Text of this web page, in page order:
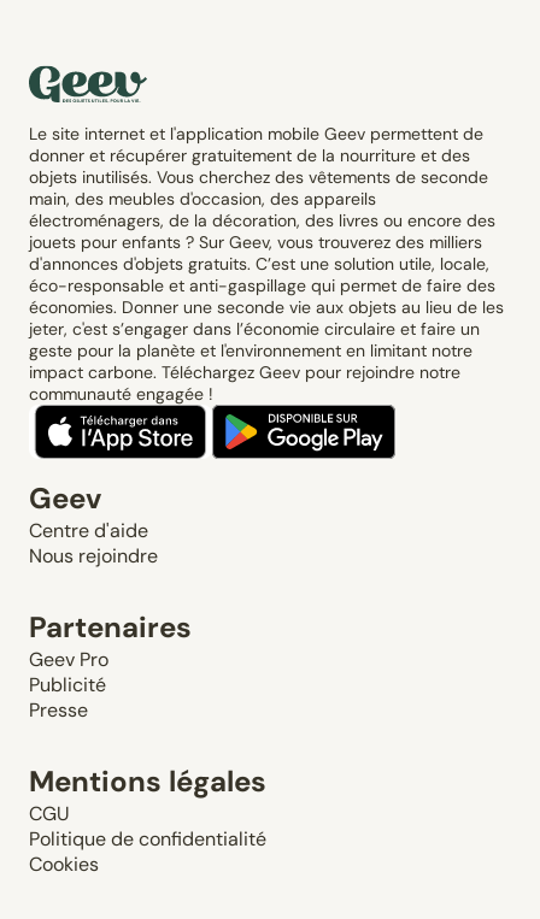
Le site internet et l'application mobile Geev permettent de
donner et récupérer gratuitement de la nourriture et des
objets inutilisés. Vous cherchez des vêtements de seconde
main, des meubles d'occasion, des appareils
électroménagers, de la décoration, des livres ou encore des
jouets pour enfants ? Sur Geev, vous trouverez des milliers
d'annonces d'objets gratuits. C’est une solution utile, locale,
éco-responsable et anti-gaspillage qui permet de faire des
économies. Donner une seconde vie aux objets au lieu de les
jeter, c'est s’engager dans l’économie circulaire et faire un
geste pour la planète et l'environnement en limitant notre
impact carbone. Téléchargez Geev pour rejoindre notre
communauté engagée !
Geev
Centre d'aide
Nous rejoindre
Partenaires
Geev Pro
Publicité
Presse
Mentions légales
CGU
Politique de confidentialité
Cookies